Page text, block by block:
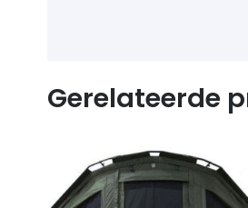
Gerelateerde